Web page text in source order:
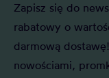
Zapisz się do
rabatowy o
darmową
nowościami,